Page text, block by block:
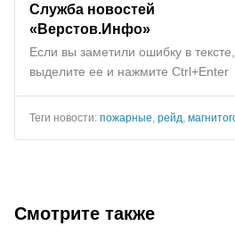
Служба новостей
«Верстов.Инфо»
Если вы заметили ошибку в тексте,
выделите ее и нажмите Ctrl+Enter
Теги новости: пожарные, рейд,
Смотрите также